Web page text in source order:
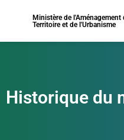
Ministère de l'Aménagement
Territoire et de l'Urbanisme
Historique du